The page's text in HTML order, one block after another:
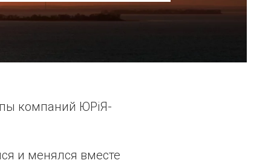
компаний ЮРіЯ-
и менялся вместе